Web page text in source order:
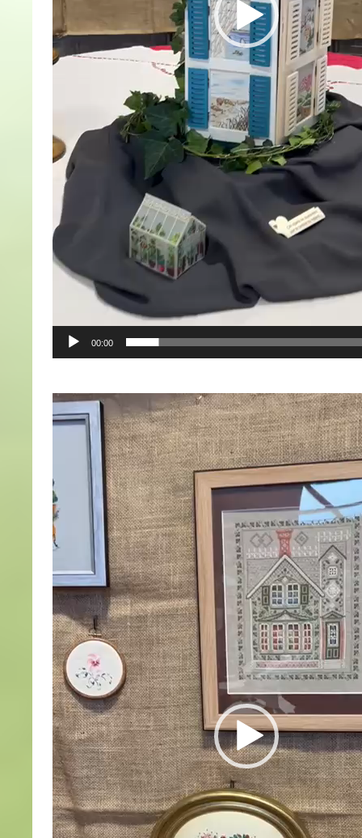
00:00
Lecteur
vidéo